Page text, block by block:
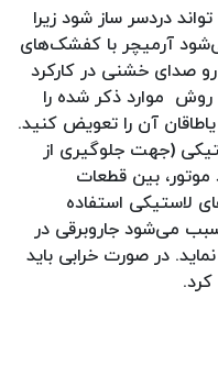
دردسر ساز شود زیرا
آرمیچر با کفشک‌های
صدای خشنی در کارکرد
موارد ذکر شده را
آن را تعویض کنید.
(جهت جلوگیری از
بین قطعات
لاستیکی استفاده
می‌شود جاروبرقی در
در صورت خرابی باید